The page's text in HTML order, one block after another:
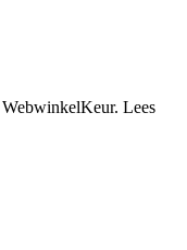
WebwinkelKeur. Lees